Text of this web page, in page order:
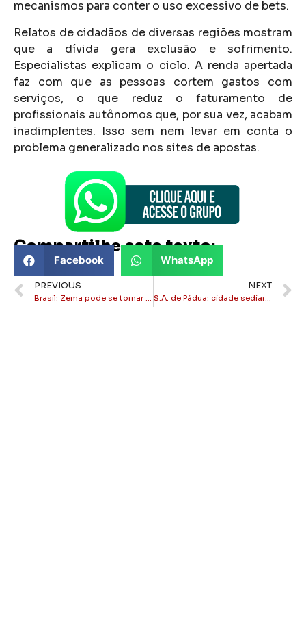
mecanismos para conter o uso excessivo de bets.
Relatos de cidadãos de diversas regiões mostram
que a dívida gera exclusão e sofrimento.
Especialistas explicam o ciclo. A renda apertada
faz com que as pessoas cortem gastos com
serviços, o que reduz o faturamento de
profissionais autônomos que, por sua vez, acabam
inadimplentes. Isso sem nem levar em conta o
problema generalizado nos sites de apostas.
Compartilhe este texto:
Facebook WhatsApp
PREVIOUS NEXT
S.A. de Pádua: cidade sediará Feira de Negócios buscando desenvolvimento econômico em maio